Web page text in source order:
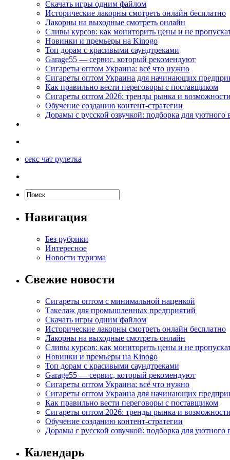
Скачать игры одним файлом
Исторические лакорны смотреть онлайн бесплатно
Лакорны на выходные смотреть онлайн
Сливы курсов: как мониторить цены и не
Новинки и премьеры на Kinogo
Топ дорам с красивыми саундтреками
Garage55 — сервис, который рекомендуют
Сигареты оптом Украина: всё что нужно
Сигареты оптом Украина для начинающих
Как правильно вести переговоры с поставщиком
Сигареты оптом 2026: тренды рынка и возможности
Обучение созданию контент-стратегии
Дорамы с русской озвучкой: подборка для уютного
секс чат рулетка
Навигация
Без рубрики
Интересное
Новости туризма
Свежие новости
Сигареты оптом с минимальной наценкой
Такелаж для промышленных предприятий
Скачать игры одним файлом
Исторические лакорны смотреть онлайн бесплатно
Лакорны на выходные смотреть онлайн
Сливы курсов: как мониторить цены и не
Новинки и премьеры на Kinogo
Топ дорам с красивыми саундтреками
Garage55 — сервис, который рекомендуют
Сигареты оптом Украина: всё что нужно
Сигареты оптом Украина для начинающих
Как правильно вести переговоры с поставщиком
Сигареты оптом 2026: тренды рынка и возможности
Обучение созданию контент-стратегии
Дорамы с русской озвучкой: подборка для уютного
Календарь